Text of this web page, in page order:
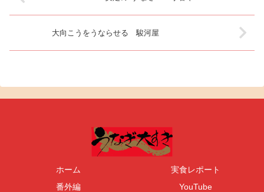
大向こうをうならせる 駿河屋
ホーム
実食レポート
番外編
YouTube